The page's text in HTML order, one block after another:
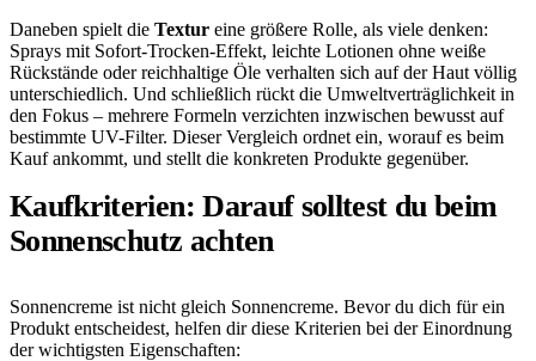
Daneben spielt die Textur eine größere Rolle, als viele denken:
Sprays mit Sofort-Trocken-Effekt, leichte Lotionen ohne weiße
Rückstände oder reichhaltige Öle verhalten sich auf der Haut völlig
unterschiedlich. Und schließlich rückt die Umweltverträglichkeit in
den Fokus – mehrere Formeln verzichten inzwischen bewusst auf
bestimmte UV-Filter. Dieser Vergleich ordnet ein, worauf es beim
Kauf ankommt, und stellt die konkreten Produkte gegenüber.
Kaufkriterien: Darauf solltest du beim
Sonnenschutz achten
Sonnencreme ist nicht gleich Sonnencreme. Bevor du dich für ein
Produkt entscheidest, helfen dir diese Kriterien bei der Einordnung
der wichtigsten Eigenschaften: